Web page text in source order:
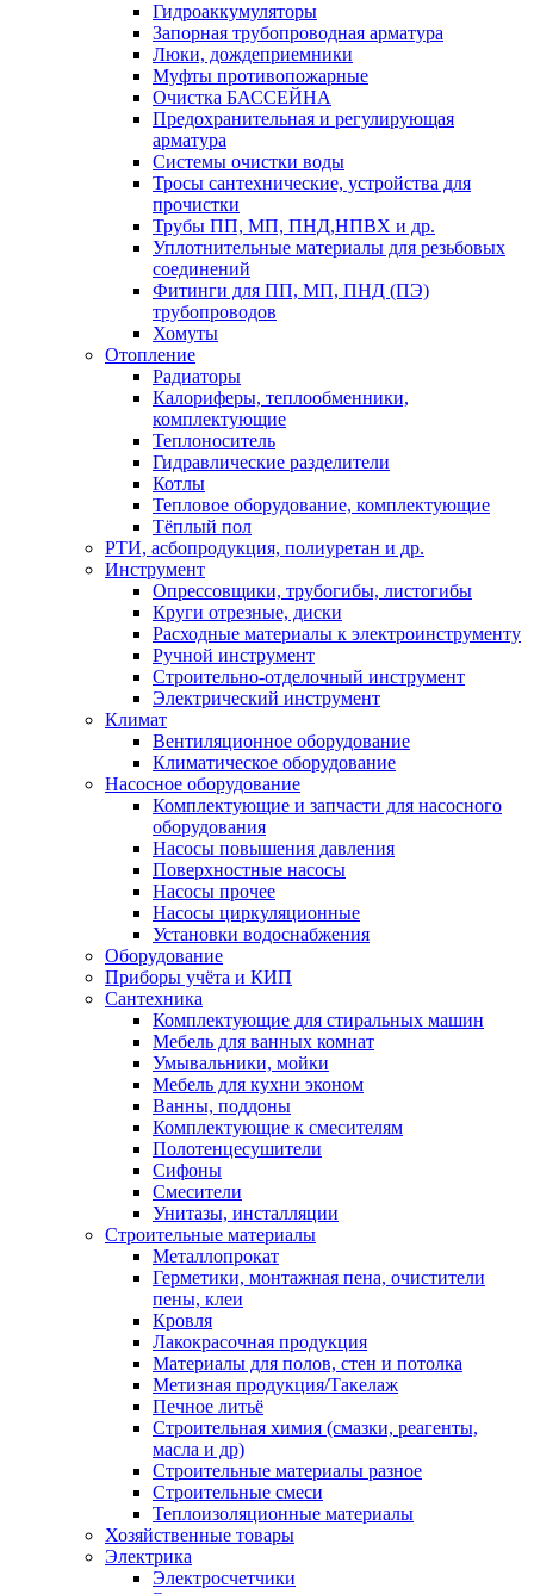
Гидроаккумуляторы
Запорная трубопроводная арматура
Люки, дождеприемники
Муфты противопожарные
Очистка БАССЕЙНА
Предохранительная и регулирующая
арматура
Системы очистки воды
Тросы сантехнические, устройства для
прочистки
Трубы ПП, МП, ПНД,НПВХ и др.
Уплотнительные материалы для резьбовых
соединений
Фитинги для ПП, МП, ПНД (ПЭ)
трубопроводов
Хомуты
Отопление
Радиаторы
Калориферы, теплообменники,
комплектующие
Теплоноситель
Гидравлические разделители
Котлы
Тепловое оборудование, комплектующие
Тёплый пол
РТИ, асбопродукция, полиуретан и др.
Инструмент
Опрессовщики, трубогибы, листогибы
Круги отрезные, диски
Расходные материалы к электроинструменту
Ручной инструмент
Строительно-отделочный инструмент
Электрический инструмент
Климат
Вентиляционное оборудование
Климатическое оборудование
Насосное оборудование
Комплектующие и запчасти для насосного
оборудования
Насосы повышения давления
Поверхностные насосы
Насосы прочее
Насосы циркуляционные
Установки водоснабжения
Оборудование
Приборы учёта и КИП
Сантехника
Комплектующие для стиральных машин
Мебель для ванных комнат
Умывальники, мойки
Мебель для кухни эконом
Ванны, поддоны
Комплектующие к смесителям
Полотенцесушители
Сифоны
Смесители
Унитазы, инсталляции
Строительные материалы
Металлопрокат
Герметики, монтажная пена, очистители
пены, клеи
Кровля
Лакокрасочная продукция
Материалы для полов, стен и потолка
Метизная продукция/Такелаж
Печное литьё
Строительная химия (смазки, реагенты,
масла и др)
Строительные материалы разное
Строительные смеси
Теплоизоляционные материалы
Хозяйственные товары
Электрика
Электросчетчики